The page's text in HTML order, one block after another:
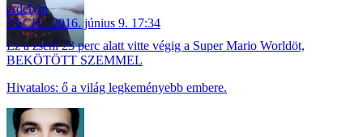
erdelyip
TECH
2016. június 9. 17:34
Ez a zseni 23 perc alatt vitte végig a Super Mario Worldöt,
BEKÖTÖTT SZEMMEL
Hivatalos: ő a világ legkeményebb embere.